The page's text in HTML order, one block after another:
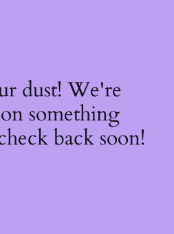
dust! We're
something
back soon!